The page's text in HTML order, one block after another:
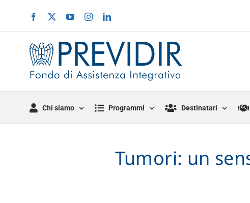
contenuto
Facebook
X YouTubeInstagramLinkedIn
Chi siamo Programmi Destinatari
Tumori: un